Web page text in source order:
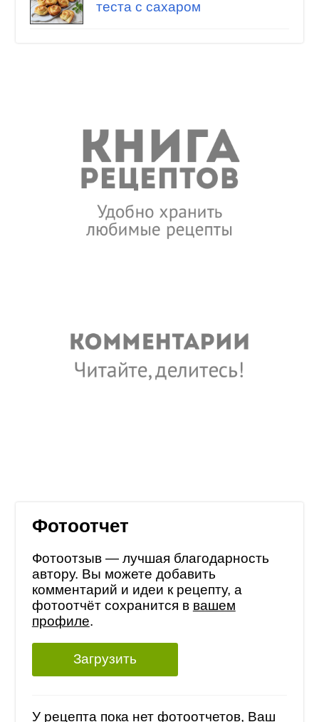
теста с сахаром
Фотоотчет
Фотоотзыв — лучшая благодарность
автору. Вы можете добавить
комментарий и идеи к рецепту, а
фотоотчёт сохранится в вашем
профиле.
Загрузить
У рецепта пока нет фотоотчетов, Ваш